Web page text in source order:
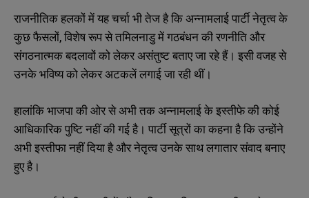
राजनीतिक हलकों में यह चर्चा भी तेज है कि अन्नामलाई पार्टी नेतृत्व के
कुछ फैसलों, विशेष रूप से तमिलनाडु में गठबंधन की रणनीति और
संगठनात्मक बदलावों को लेकर असंतुष्ट बताए जा रहे हैं। इसी वजह से
उनके भविष्य को लेकर अटकलें लगाई जा रही थीं।
हालांकि भाजपा की ओर से अभी तक अन्नामलाई के इस्तीफे की कोई
आधिकारिक पुष्टि नहीं की गई है। पार्टी सूत्रों का कहना है कि उन्होंने
अभी इस्तीफा नहीं दिया है और नेतृत्व उनके साथ लगातार संवाद बनाए
हुए है।